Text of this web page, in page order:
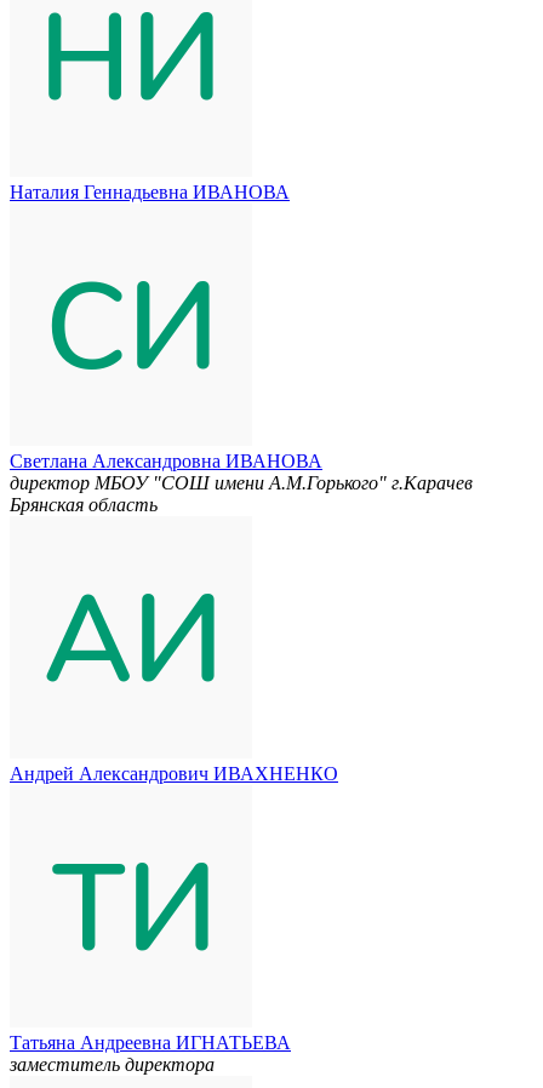
Наталия Геннадьевна ИВАНОВА
Светлана Александровна ИВАНОВА
директор МБОУ "СОШ имени А.М.Горького" г.Карачев
Брянская область
Андрей Александрович ИВАХНЕНКО
Татьяна Андреевна ИГНАТЬЕВА
заместитель директора